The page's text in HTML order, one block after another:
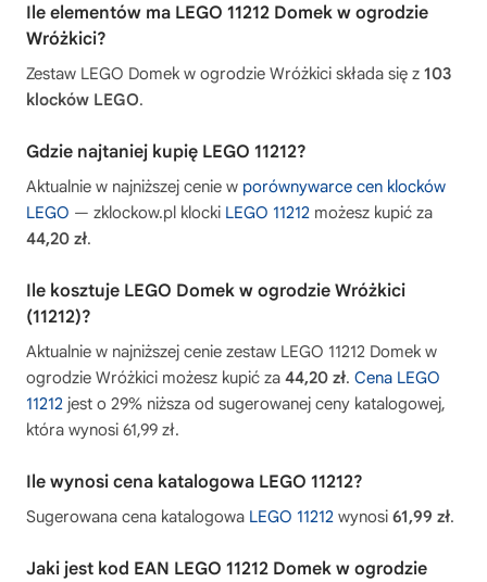
Ile elementów ma LEGO 11212 Domek w ogrodzie
Wróżkici?
Zestaw LEGO Domek w ogrodzie Wróżkici składa się z 103
klocków LEGO.
Gdzie najtaniej kupię LEGO 11212?
Aktualnie w najniższej cenie w porównywarce cen klocków
LEGO — zklockow.pl klocki LEGO 11212 możesz kupić za
44,20 zł.
Ile kosztuje LEGO Domek w ogrodzie Wróżkici
(11212)?
Aktualnie w najniższej cenie zestaw LEGO 11212 Domek w
ogrodzie Wróżkici możesz kupić za 44,20 zł. Cena LEGO
11212 jest o 29% niższa od sugerowanej ceny katalogowej,
która wynosi 61,99 zł.
Ile wynosi cena katalogowa LEGO 11212?
Sugerowana cena katalogowa LEGO 11212 wynosi 61,99 zł.
Jaki jest kod EAN LEGO 11212 Domek w ogrodzie